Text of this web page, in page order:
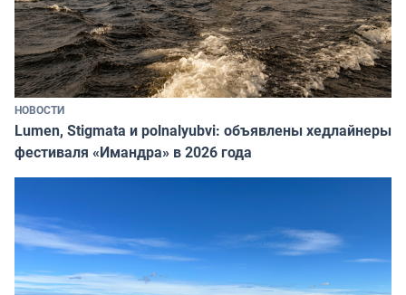
НОВОСТИ
Lumen, Stigmata и polnalyubvi: объявлены хедлайнеры
фестиваля «Имандра» в 2026 года